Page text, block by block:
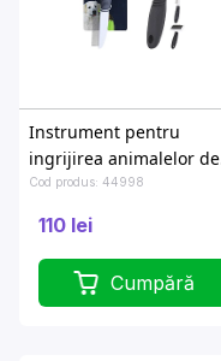
Instrument pentru
ingrijirea animalelor de
companie: 4 modele
Cod produs: 44998
110 lei
Cumpără